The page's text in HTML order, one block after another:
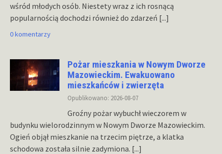
wśród młodych osób. Niestety wraz z ich rosnącą
popularnością dochodzi również do zdarzeń [...]
0 komentarzy
Pożar mieszkania w Nowym Dworze
Mazowieckim. Ewakuowano
mieszkańców i zwierzęta
Opublikowano: 2026-08-07
Groźny pożar wybuchł wieczorem w
budynku wielorodzinnym w Nowym Dworze Mazowieckim.
Ogień objął mieszkanie na trzecim piętrze, a klatka
schodowa została silnie zadymiona. [...]